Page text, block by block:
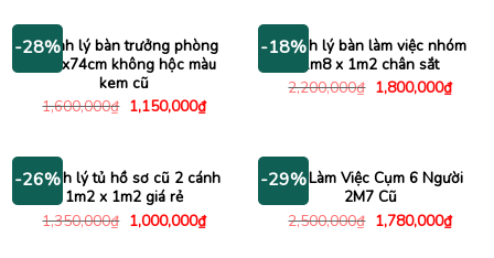
2,150,000₫.
-28%
Thanh lý bàn trưởng phòng
1m6x74cm không hộc màu
kem cũ
1,600,000₫ Giá
gốc
1,150,000₫Giá
hiện
1,150,000₫.
-18%
Thanh lý bàn làm việc nhóm
1m8 x 1m2 chân sắt
2,200,000₫ Giá
gốc
1,800,000₫Giá
hiện
-26%
Thanh lý tủ hồ sơ cũ 2 cánh
1m2 x 1m2 giá rẻ
1,350,000₫ Giá
gốc
1,000,000₫Giá
hiện
-29%
Bàn Làm Việc Cụm 6 Người
2M7 Cũ
2,500,000₫ Giá
gốc
1,780,000₫Giá
hiện